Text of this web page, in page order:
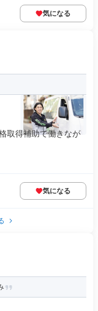
気になる
取得補助で働きなが
気になる